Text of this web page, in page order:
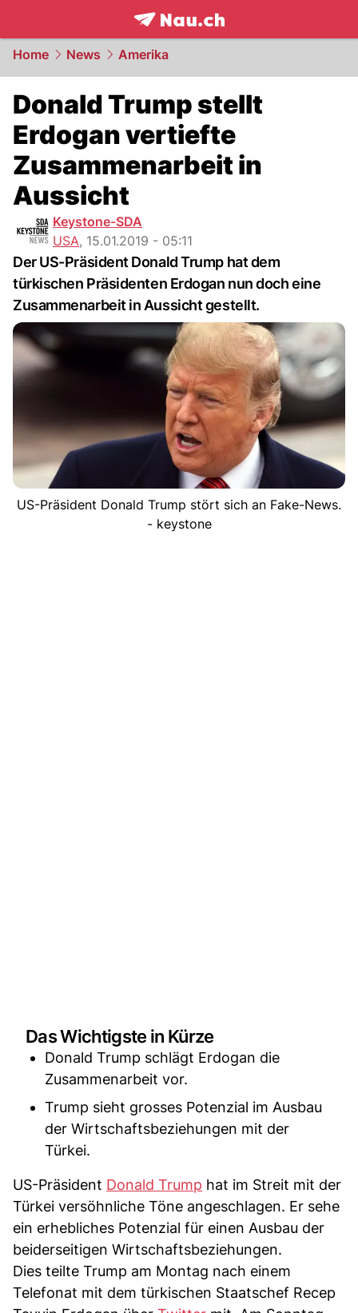
frontpage.NAU.ch
Home News Amerika
Donald Trump stellt
Erdogan vertiefte
Zusammenarbeit in
Aussicht
Keystone-SDA
USA, 15.01.2019 - 05:11
Der US-Präsident Donald Trump hat dem
türkischen Präsidenten Erdogan nun doch eine
Zusammenarbeit in Aussicht gestellt.
US-Präsident Donald Trump stört sich an Fake-News.
- keystone
Das Wichtigste in Kürze
Donald Trump schlägt Erdogan die
Zusammenarbeit vor.
Trump sieht grosses Potenzial im Ausbau
der Wirtschaftsbeziehungen mit der
Türkei.
US-Präsident Donald Trump hat im Streit mit der
Türkei versöhnliche Töne angeschlagen. Er sehe
ein erhebliches Potenzial für einen Ausbau der
beiderseitigen Wirtschaftsbeziehungen.
Dies teilte Trump am Montag nach einem
Telefonat mit dem türkischen Staatschef Recep